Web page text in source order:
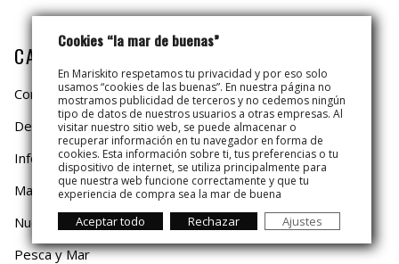
CATEGORÍAS
Consejos
De Temporada
Información
Mariskito
Nuestro Mar
Pesca y Mar
Cookies “la mar de buenas”
En Mariskito respetamos tu privacidad y por eso solo
usamos “cookies de las buenas”. En nuestra página no
mostramos publicidad de terceros y no cedemos ningún
tipo de datos de nuestros usuarios a otras empresas. Al
visitar nuestro sitio web, se puede almacenar o
recuperar información en tu navegador en forma de
cookies. Esta información sobre ti, tus preferencias o tu
dispositivo de internet, se utiliza principalmente para
que nuestra web funcione correctamente y que tu
experiencia de compra sea la mar de buena
Aceptar todo Rechazar Ajustes